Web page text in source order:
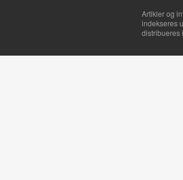
Artikler og
indekseres
distribueres